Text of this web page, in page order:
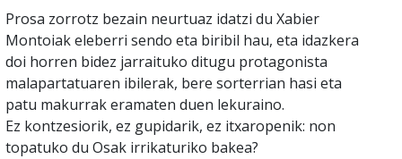
Prosa zorrotz bezain neurtuaz idatzi du Xabier
Montoiak eleberri sendo eta biribil hau, eta idazkera
doi horren bidez jarraituko ditugu protagonista
malapartatuaren ibilerak, bere sorterrian hasi eta
patu makurrak eramaten duen lekuraino.
Ez kontzesiorik, ez gupidarik, ez itxaropenik: non
topatuko du Osak irrikaturiko bakea?